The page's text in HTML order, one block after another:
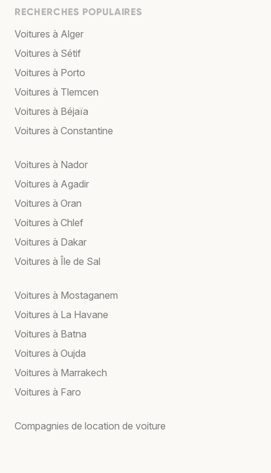
RECHERCHES POPULAIRES
Voitures à Alger
Voitures à Sétif
Voitures à Porto
Voitures à Tlemcen
Voitures à Béjaïa
Voitures à Constantine
Voitures à Nador
Voitures à Agadir
Voitures à Oran
Voitures à Chlef
Voitures à Dakar
Voitures à Île de Sal
Voitures à Mostaganem
Voitures à La Havane
Voitures à Batna
Voitures à Oujda
Voitures à Marrakech
Voitures à Faro
Compagnies de location de voiture